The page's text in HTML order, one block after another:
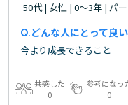
50代 | 女性 | 0～3年 | パ
どんな人にとって良
今より成長できること
共感した
0
参考になっ
0